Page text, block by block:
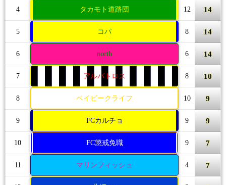
4 タカモト道路団 12 14
5 コパ 8 14
6 north 6 14
7 アルバトロス 8 10
8 ベイビークライフ 10 9
9 FCカルチョ 9 9
10 FC懲戒免職 9 7
11 マリンフィッシュ 4 7